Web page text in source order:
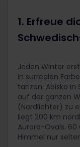
1. Erfreue
Jeden Winter
in surrealen
tanzen. Abisko
auf der ganzen
(Nordlichter) zu
liegt 200 km
Aurora-Ovals. 60
Himmel nur